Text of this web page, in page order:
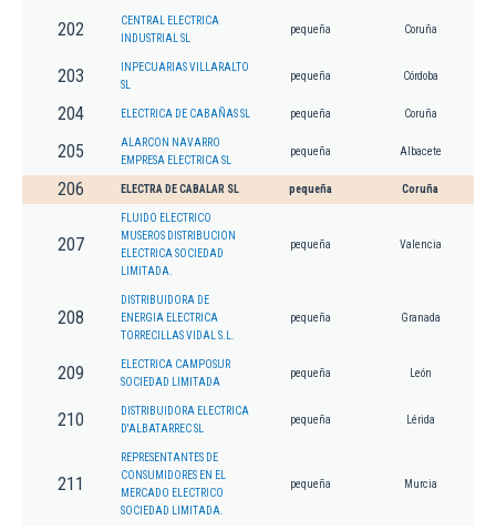
202
CENTRAL ELECTRICA
INDUSTRIAL SL
pequeña Coruña
203
INPECUARIAS VILLARALTO
SL
pequeña Córdoba
204 ELECTRICA DE CABAÑAS SL pequeña Coruña
205
ALARCON NAVARRO
EMPRESA ELECTRICA SL
pequeña Albacete
206 ELECTRA DE CABALAR SL pequeña Coruña
207
FLUIDO ELECTRICO
MUSEROS DISTRIBUCION
ELECTRICA SOCIEDAD
LIMITADA.
pequeña Valencia
208
DISTRIBUIDORA DE
ENERGIA ELECTRICA
TORRECILLAS VIDAL S.L.
pequeña Granada
209
ELECTRICA CAMPOSUR
SOCIEDAD LIMITADA
pequeña León
210
DISTRIBUIDORA ELECTRICA
D'ALBATARREC SL
pequeña Lérida
211
REPRESENTANTES DE
CONSUMIDORES EN EL
MERCADO ELECTRICO
SOCIEDAD LIMITADA.
pequeña Murcia